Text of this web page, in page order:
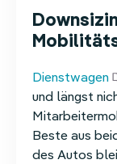
Dienstwagen
und längst
Beste aus
des Autos